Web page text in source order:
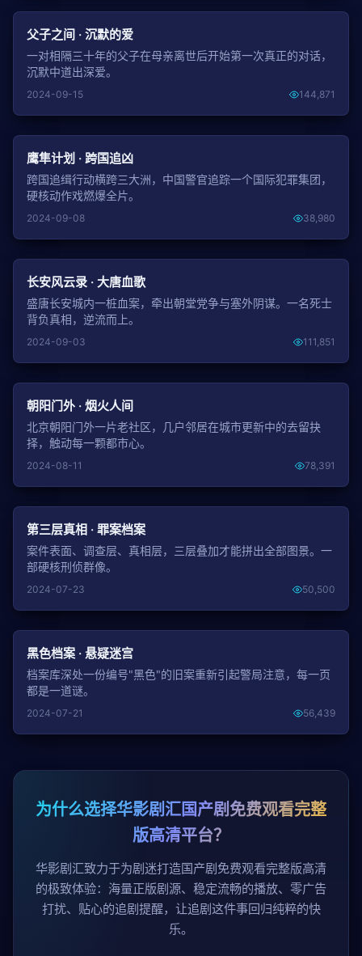
父子之间 · 沉默的爱
一对相隔三十年的父子在母亲离世后开始第一次真正的对话，
沉默中道出深爱。
2024-09-15 144,871
鹰隼计划 · 跨国追凶
跨国追缉行动横跨三大洲，中国警官追踪一个国际犯罪集团，
硬核动作戏燃爆全片。
2024-09-08 38,980
长安风云录 · 大唐血歌
盛唐长安城内一桩血案，牵出朝堂党争与塞外阴谋。一名死士
背负真相，逆流而上。
2024-09-03 111,851
朝阳门外 · 烟火人间
北京朝阳门外一片老社区，几户邻居在城市更新中的去留抉
择，触动每一颗都市心。
2024-08-11 78,391
第三层真相 · 罪案档案
案件表面、调查层、真相层，三层叠加才能拼出全部图景。一
部硬核刑侦群像。
2024-07-23 50,500
黑色档案 · 悬疑迷宫
档案库深处一份编号"黑色"的旧案重新引起警局注意，每一页
都是一道谜。
2024-07-21 56,439
为什么选择华影剧汇国产剧免费观看完整
版高清平台？
华影剧汇致力于为剧迷打造国产剧免费观看完整版高清
的极致体验：海量正版剧源、稳定流畅的播放、零广告
打扰、贴心的追剧提醒，让追剧这件事回归纯粹的快
乐。